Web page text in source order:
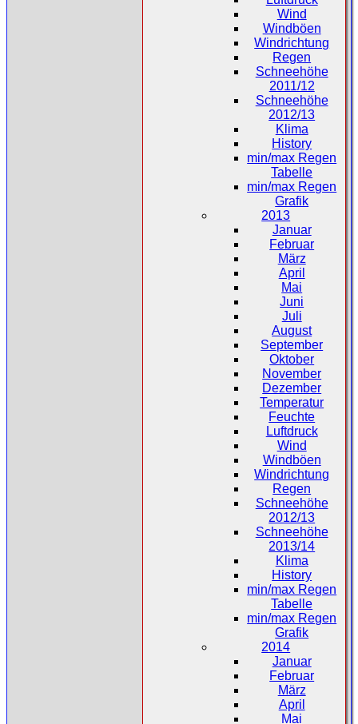
Wind
Windböen
Windrichtung
Regen
Schneehöhe
2011/12
Schneehöhe
2012/13
Klima
History
min/max Regen
Tabelle
min/max Regen
Grafik
2013
Januar
Februar
März
April
Mai
Juni
Juli
August
September
Oktober
November
Dezember
Temperatur
Feuchte
Luftdruck
Wind
Windböen
Windrichtung
Regen
Schneehöhe
2012/13
Schneehöhe
2013/14
Klima
History
min/max Regen
Tabelle
min/max Regen
Grafik
2014
Januar
Februar
März
April
Mai